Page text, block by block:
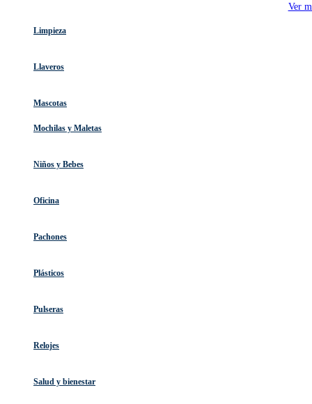
Ver
Limpieza
Llaveros
Mascotas
Mochilas y Maletas
Niños y Bebes
Oficina
Pachones
Plásticos
Pulseras
Relojes
Salud y bienestar